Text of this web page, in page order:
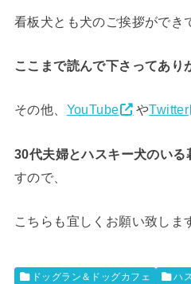
看板犬とも犬のご挨拶ができ
ここまで読んで下さってあり
その他、 YouTube やTwitter
30代夫婦とハスキー犬のいる
すので、
こちらも宜しくお願い致しま
ドッグラン＆ドッグカフェ ハ